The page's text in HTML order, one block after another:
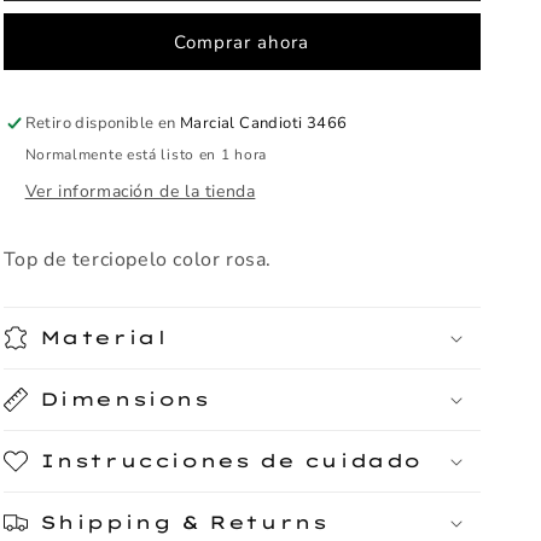
Comprar ahora
Retiro disponible en Marcial Candioti 3466
Normalmente está listo en 1 hora
Ver información de la tienda
Top de terciopelo color rosa.
Material
Dimensions
Instrucciones de cuidado
Shipping & Returns